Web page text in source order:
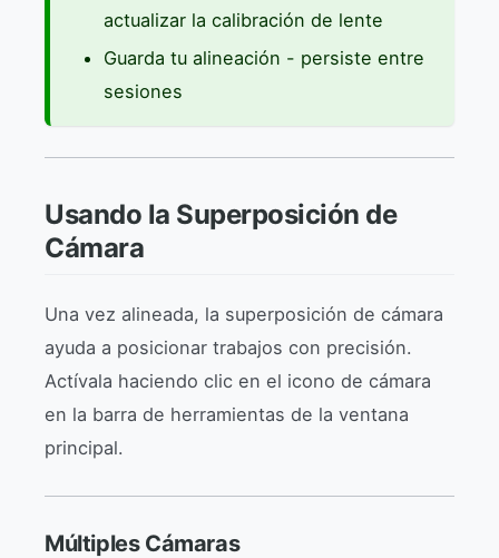
actualizar la calibración de lente
Guarda tu alineación - persiste entre
sesiones
Usando la Superposición de
Cámara
Una vez alineada, la superposición de cámara
ayuda a posicionar trabajos con precisión.
Actívala haciendo clic en el icono de cámara
en la barra de herramientas de la ventana
principal.
Múltiples Cámaras